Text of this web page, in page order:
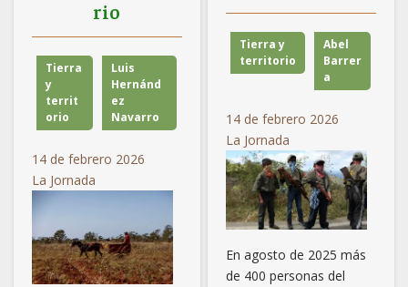
rio
Tierra
y
territ
orio
Luis
Hernánd
ez
Navarro
14 de febrero 2026
La Jornada
Tierra y
territorio
Abel
Barrer
a
14 de febrero 2026
La Jornada
En agosto de 2025 más
de 400 personas del